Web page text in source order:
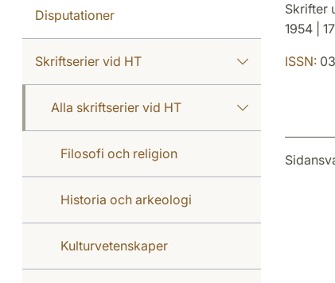
Disputationer
Skriftserier vid HT
Alla skriftserier vid HT
Filosofi och religion
Historia och arkeologi
Kulturvetenskaper
Skrifter
1954 |
ISSN: